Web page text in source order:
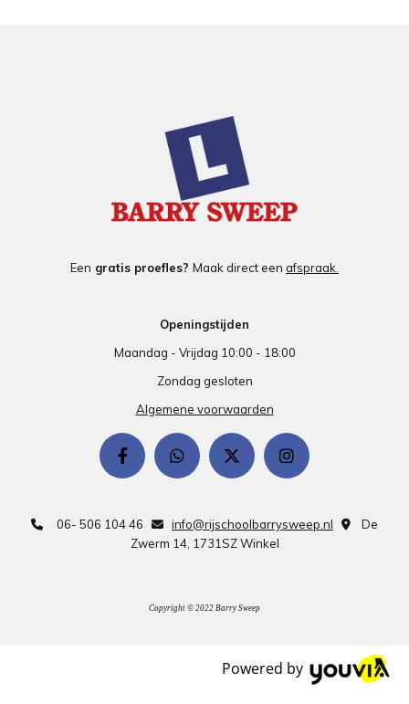
Een gratis proefles? Maak direct een afspraak.
Openingstijden
Maandag - Vrijdag 10:00 - 18:00
Zondag gesloten
Algemene voorwaarden
 06- 506 104 46  info@rijschoolbarrysweep.nl 
De
Zwerm 14, 1731SZ Winkel
Copyright © 2022 Barry Sweep
Powered by